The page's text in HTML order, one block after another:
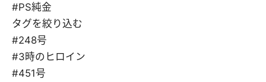
#PS純金
タグを絞り込む
#248号
#3時のヒロイン
#451号